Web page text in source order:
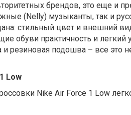
брендов, это еще и
(Nelly) музыканты, так и
стильный цвет и внешний
обуви практичность и легкий
и резиновая подошва – все это
Low
Nike Air Force 1 Low